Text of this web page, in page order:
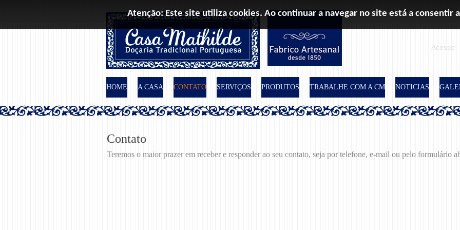
Acesso
HOME A CASA CONTATO SERVIÇOS PRODUTOS TRABALHE COM A CM NOTICIAS
Contato
Teremos o maior prazer em receber e responder ao seu contato, seja por telefone, e-mail ou pelo formulário
Atenção: Este site utiliza cookies. Ao continuar a navegar no site está a consentir